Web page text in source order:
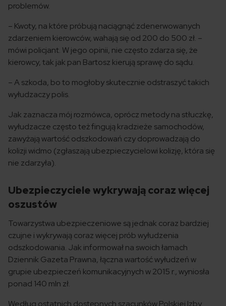
problemów.
– Kwoty, na które próbują naciągnąć zdenerwowanych
zdarzeniem kierowców, wahają się od 200 do 500 zł. –
mówi policjant. W jego opinii, nie często zdarza się, że
kierowcy, tak jak pan Bartosz kierują sprawę do sądu.
– A szkoda, bo to mogłoby skutecznie odstraszyć takich
wyłudzaczy polis.
Jak zaznacza mój rozmówca, oprócz metody na stłuczkę,
wyłudzacze często też fingują kradzieże samochodów,
zawyżają wartość odszkodowań czy doprowadzają do
kolizji widmo (zgłaszają ubezpieczycielowi kolizję, która się
nie zdarzyła).
Ubezpieczyciele wykrywają coraz więcej
oszustów
Towarzystwa ubezpieczeniowe są jednak coraz bardziej
czujne i wykrywają coraz więcej prób wyłudzenia
odszkodowania. Jak informował na swoich łamach
Dziennik Gazeta Prawna, łączna wartość wyłudzeń w
grupie ubezpieczeń komunikacyjnych w 2015 r., wyniosła
ponad 140 mln zł.
Według ostatnich dostępnych szacunków Polskiej Izby